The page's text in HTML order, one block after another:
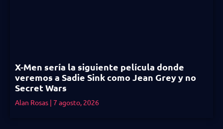
X-Men sería la siguiente película donde
veremos a Sadie Sink como Jean Grey y no
Secret Wars
Alan Rosas 7 agosto, 2026